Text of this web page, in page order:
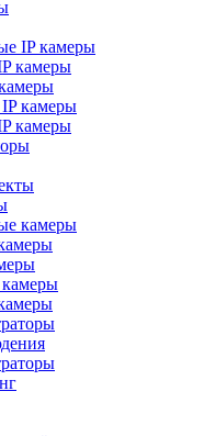
IP камеры
камеры
IP камеры
камеры
камеры
камеры